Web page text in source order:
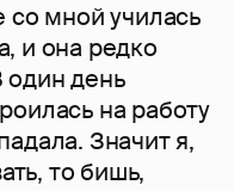
со мной училась
и она редко
один день
на работу
Значит я,
то бишь,